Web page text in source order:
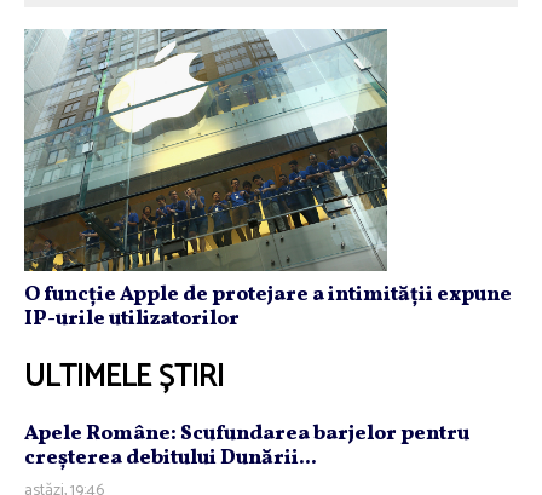
O funcție Apple de protejare a intimității expune
IP-urile utilizatorilor
ULTIMELE ȘTIRI
Apele Române: Scufundarea barjelor pentru
creşterea debitului Dunării...